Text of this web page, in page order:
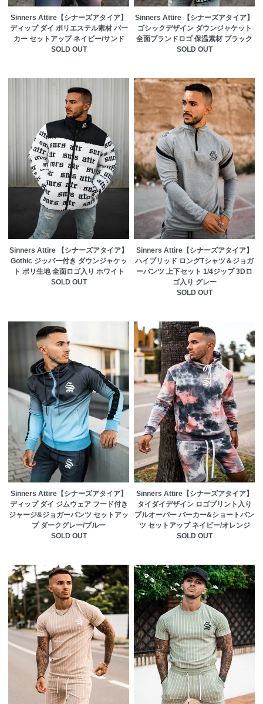
Sinners Attire【シナーズアタイア】
ディップ ダイ ポリエステル素材 パー
カー セットアップ ネイビー/サンド
SOLD OUT
Sinners Attire 【シナーズアタイア】
ゴシックデザイン ダウンジャケット
全面ブランドロゴ 保温素材 ブラック
SOLD OUT
Sinners Attire 【シナーズアタイア】
Gothic ジッパー付き ダウンジャケッ
ト ポリ生地 全面ロゴ入り ホワイト
SOLD OUT
Sinners Attire【シナーズアタイア】
ハイブリッド ロングTシャツ＆ジョガ
ーパンツ 上下セット 1/4ジップ 3Dロ
ゴ入り グレー
SOLD OUT
Sinners Attire【シナーズアタイア】
ディップ ダイ ジムウェア フード付き
ジャージ&ジョガーパンツ セットアッ
プ ダークグレー/ブルー
SOLD OUT
Sinners Attire【シナーズアタイア】
タイダイデザイン ロゴプリント入り
プルオーバー パーカー&ショートパン
ツ セットアップ ネイビー/オレンジ
SOLD OUT